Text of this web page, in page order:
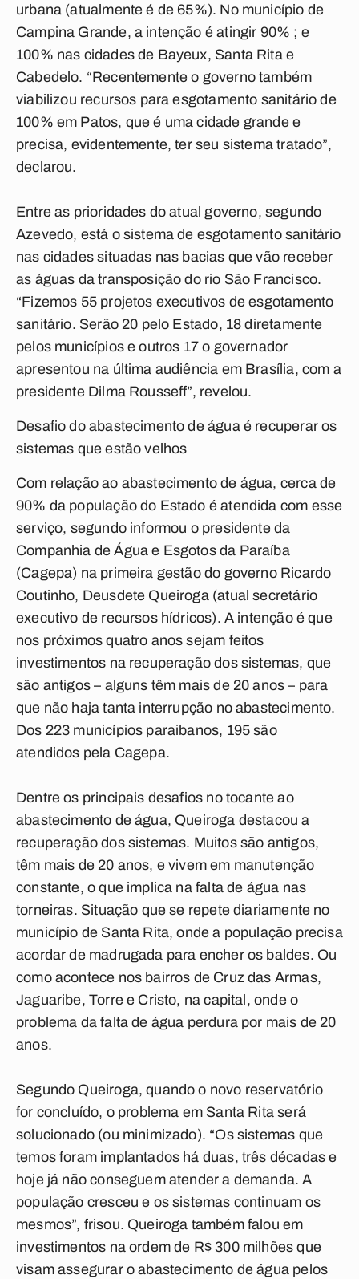
urbana (atualmente é de 65%). No município de
Campina Grande, a intenção é atingir 90% ; e
100% nas cidades de Bayeux, Santa Rita e
Cabedelo. “Recentemente o governo também
viabilizou recursos para esgotamento sanitário de
100% em Patos, que é uma cidade grande e
precisa, evidentemente, ter seu sistema tratado”,
declarou.
Entre as prioridades do atual governo, segundo
Azevedo, está o sistema de esgotamento sanitário
nas cidades situadas nas bacias que vão receber
as águas da transposição do rio São Francisco.
“Fizemos 55 projetos executivos de esgotamento
sanitário. Serão 20 pelo Estado, 18 diretamente
pelos municípios e outros 17 o governador
apresentou na última audiência em Brasília, com a
presidente Dilma Rousseff”, revelou.
Desafio do abastecimento de água é recuperar os
sistemas que estão velhos
Com relação ao abastecimento de água, cerca de
90% da população do Estado é atendida com esse
serviço, segundo informou o presidente da
Companhia de Água e Esgotos da Paraíba
(Cagepa) na primeira gestão do governo Ricardo
Coutinho, Deusdete Queiroga (atual secretário
executivo de recursos hídricos). A intenção é que
nos próximos quatro anos sejam feitos
investimentos na recuperação dos sistemas, que
são antigos – alguns têm mais de 20 anos – para
que não haja tanta interrupção no abastecimento.
Dos 223 municípios paraibanos, 195 são
atendidos pela Cagepa.
Dentre os principais desafios no tocante ao
abastecimento de água, Queiroga destacou a
recuperação dos sistemas. Muitos são antigos,
têm mais de 20 anos, e vivem em manutenção
constante, o que implica na falta de água nas
torneiras. Situação que se repete diariamente no
município de Santa Rita, onde a população precisa
acordar de madrugada para encher os baldes. Ou
como acontece nos bairros de Cruz das Armas,
Jaguaribe, Torre e Cristo, na capital, onde o
problema da falta de água perdura por mais de 20
anos.
Segundo Queiroga, quando o novo reservatório
for concluído, o problema em Santa Rita será
solucionado (ou minimizado). “Os sistemas que
temos foram implantados há duas, três décadas e
hoje já não conseguem atender a demanda. A
população cresceu e os sistemas continuam os
mesmos”, frisou. Queiroga também falou em
investimentos na ordem de R$ 300 milhões que
visam assegurar o abastecimento de água pelos